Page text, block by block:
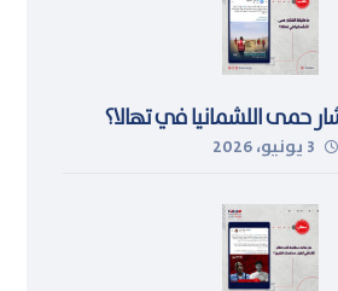
حمى اللشمانيا في تهالا؟
3 يونيو، 2026